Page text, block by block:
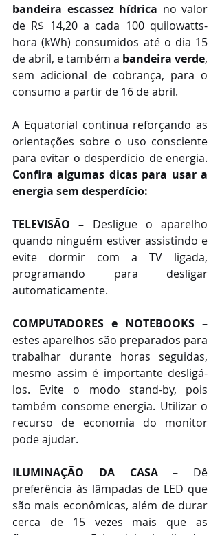
bandeira escassez hídrica no valor
de R$ 14,20 a cada 100 quilowatts-
hora (kWh) consumidos até o dia 15
de abril, e também a bandeira verde,
sem adicional de cobrança, para o
consumo a partir de 16 de abril.
A Equatorial continua reforçando as
orientações sobre o uso consciente
Confira algumas dicas para usar a
energia sem desperdício:
TELEVISÃO – Desligue o aparelho
quando ninguém estiver assistindo e
evite dormir com a TV ligada,
programando para desligar
automaticamente.
COMPUTADORES e NOTEBOOKS –
estes aparelhos são preparados para
trabalhar durante horas seguidas,
mesmo assim é importante desligá-
los. Evite o modo stand-by, pois
também consome energia. Utilizar o
recurso de economia do monitor
pode ajudar.
ILUMINAÇÃO DA CASA – Dê
preferência às lâmpadas de LED que
são mais econômicas, além de durar
cerca de 15 vezes mais que as